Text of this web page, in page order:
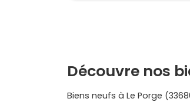
quels appartements
adresse alliant nature,
Découvre nos
Biens neufs à Le Porge